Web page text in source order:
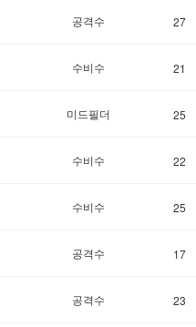
공격수 27
수비수 21
미드필더 25
수비수 22
수비수 25
공격수 17
공격수 23